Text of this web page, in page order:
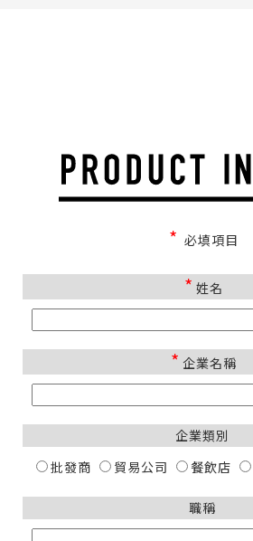
* 必填項目
* 姓名
* 企業名稱
企業類別
批發商
貿易公司 餐飲店
職稱